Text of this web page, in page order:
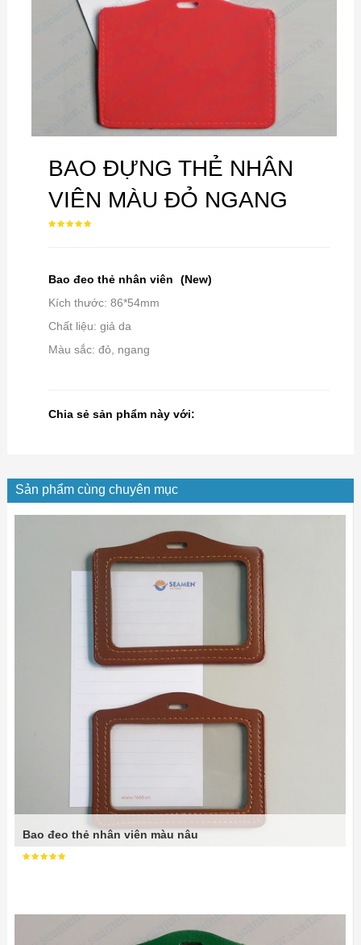
BAO ĐỰNG THẺ NHÂN
VIÊN MÀU ĐỎ NGANG
Bao đeo thẻ nhân viên
(New)
Kích thước: 86*54mm
Chất liệu: giả da
Màu sắc: đỏ, ngang
Chia sẻ sản phẩm này với:
Sản phẩm cùng chuyên mục
Bao đeo thẻ nhân viên màu nâu